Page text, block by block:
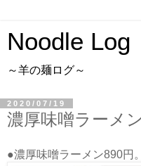
Noodle Log
～羊の麺ログ～
2020/07/19
濃厚味噌ラーメ
●濃厚味噌ラーメン890円。